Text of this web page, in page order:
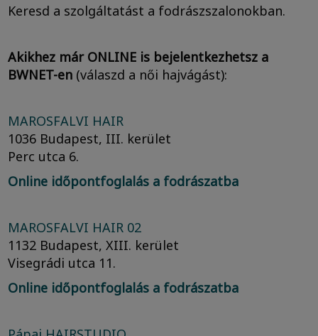
Keresd a szolgáltatást a fodrászszalonokban.
Akikhez már ONLINE is bejelentkezhetsz a
BWNET-en (válaszd a női hajvágást):
MAROSFALVI HAIR
1036 Budapest, III. kerület
Perc utca 6.
Online időpontfoglalás a fodrászatba
MAROSFALVI HAIR 02
1132 Budapest, XIII. kerület
Visegrádi utca 11.
Online időpontfoglalás a fodrászatba